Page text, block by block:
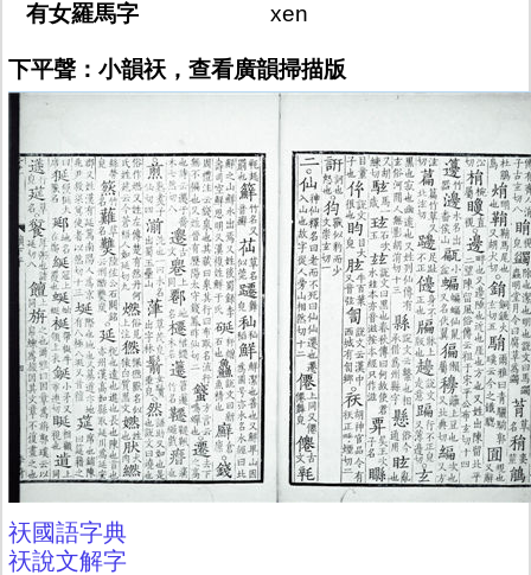
有女羅馬字
xen
下平聲：小韻祆，查看廣韻掃描版
祆國語字典
祆說文解字